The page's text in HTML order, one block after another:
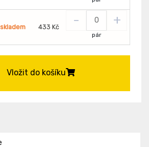
433 Kč - +
pár
Vložit do košíku